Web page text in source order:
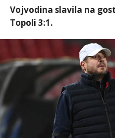
Vojvodina slavila na
Topoli 3:1.